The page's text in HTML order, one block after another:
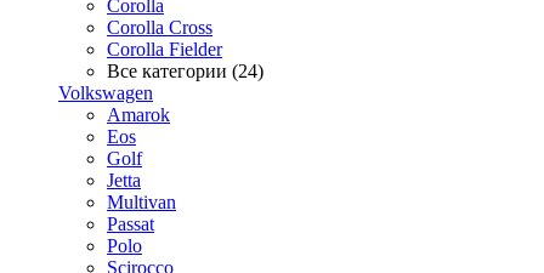
Corolla
Corolla Cross
Corolla Fielder
Все категории (24)
Volkswagen
Amarok
Eos
Golf
Jetta
Multivan
Passat
Polo
Scirocco